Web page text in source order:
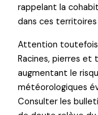
rappelant la
dans ces territoires
Attention toutefois
Racines, pierres et
augmentant le
météorologiques
Consulter les